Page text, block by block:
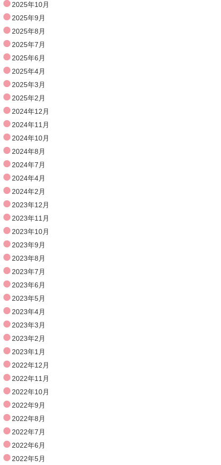
2025年10月
2025年9月
2025年8月
2025年7月
2025年6月
2025年4月
2025年3月
2025年2月
2024年12月
2024年11月
2024年10月
2024年8月
2024年7月
2024年4月
2024年2月
2023年12月
2023年11月
2023年10月
2023年9月
2023年8月
2023年7月
2023年6月
2023年5月
2023年4月
2023年3月
2023年2月
2023年1月
2022年12月
2022年11月
2022年10月
2022年9月
2022年8月
2022年7月
2022年6月
2022年5月